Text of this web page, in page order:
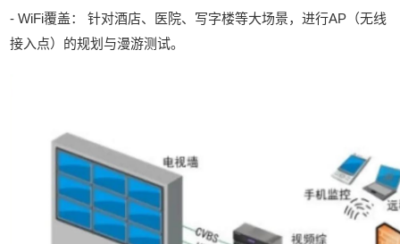
- WiFi覆盖： 针对酒店、医院、写字楼等大场景，进行AP（无线
接入点）的规划与漫游测试。